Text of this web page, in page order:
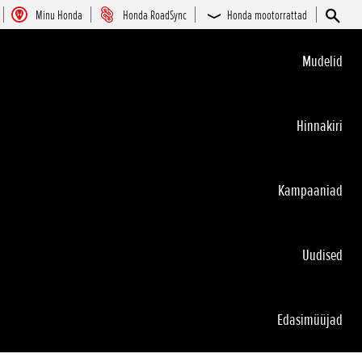
Minu Honda Honda RoadSync Honda mootorrattad
Mudelid
Hinnakiri
Kampaaniad
Uudised
Edasimüüjad